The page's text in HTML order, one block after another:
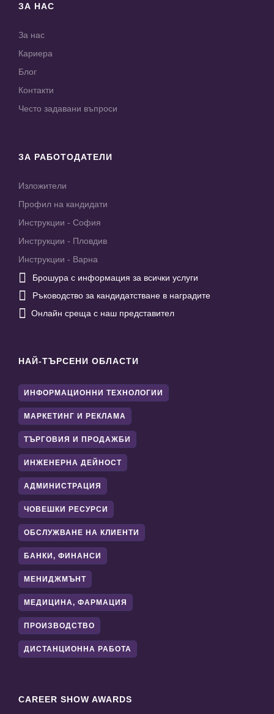
ЗА НАС
За нас
Кариера
Блог
Контакти
Често задавани въпроси
ЗА РАБОТОДАТЕЛИ
Изложители
Профил на кандидати
Инструкции - София
Инструкции - Пловдив
Инструкции - Варна
 Брошура с информация за всички услуги
 Ръководство за кандидатстване в наградите
 Онлайн среща с наш представител
НАЙ-ТЪРСЕНИ ОБЛАСТИ
ИНФОРМАЦИОННИ ТЕХНОЛОГИИ
МАРКЕТИНГ И РЕКЛАМА
ТЪРГОВИЯ И ПРОДАЖБИ
ИНЖЕНЕРНА ДЕЙНОСТ
АДМИНИСТРАЦИЯ
ЧОВЕШКИ РЕСУРСИ
ОБСЛУЖВАНЕ НА КЛИЕНТИ
БАНКИ, ФИНАНСИ
МЕНИДЖМЪНТ
МЕДИЦИНА, ФАРМАЦИЯ
ПРОИЗВОДСТВО
ДИСТАНЦИОННА РАБОТА
CAREER SHOW AWARDS